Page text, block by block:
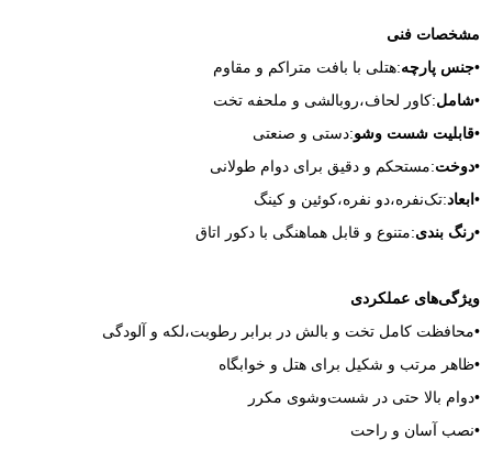
مشخصات فنی
•جنس پارچه:هتلی با بافت متراکم و مقاوم
•شامل:کاور لحاف،روبالشی و ملحفه تخت
•قابلیت شست‌ وشو:دستی و صنعتی
•دوخت:مستحکم و دقیق برای دوام طولانی
•ابعاد:تک‌نفره،دو نفره،کوئین و کینگ
•رنگ‌ بندی:متنوع و قابل هماهنگی با دکور اتاق
ویژگی‌های عملکردی
•محافظت کامل تخت و بالش در برابر رطوبت،لکه و آلودگی
•ظاهر مرتب و شکیل برای هتل و خوابگاه
•دوام بالا حتی در شست‌وشوی مکرر
•نصب آسان و راحت